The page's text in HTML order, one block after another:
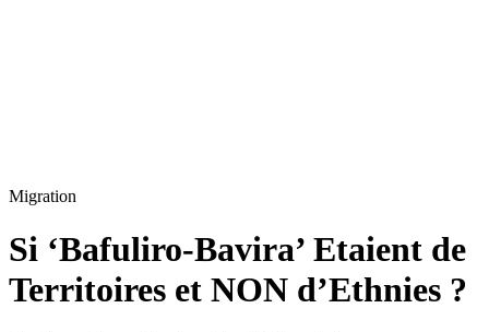
Migration
Si ‘Bafuliro-Bavira’ Etaient de
Territoires et NON d’Ethnies ?